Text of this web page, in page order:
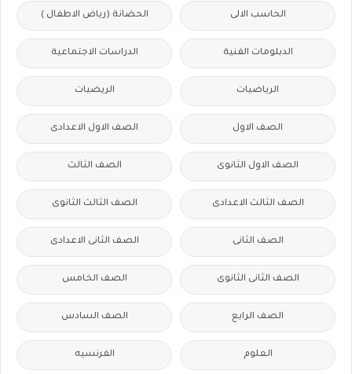
الحاسب الالى الحضانة (رياض الاطفال )
الدبلومات الفنية الدراسات الاجتماعية
الرياضيات الريضيات
الصف الاول الصف الاول الاعدادى
الصف الاول الثانوى الصف الثالث
الصف الثالث الاعدادى الصف الثالث الثانوى
الصف الثانى الصف الثانى الاعدادى
الصف الثانى الثانوى الصف الخامس
الصف الرابع الصف السادس
العلوم الفرنسيه